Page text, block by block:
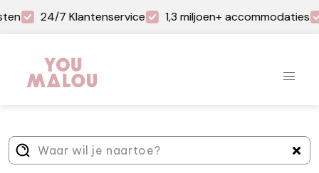
24/7 Klantenservice 1,3 miljoen+ accommodaties